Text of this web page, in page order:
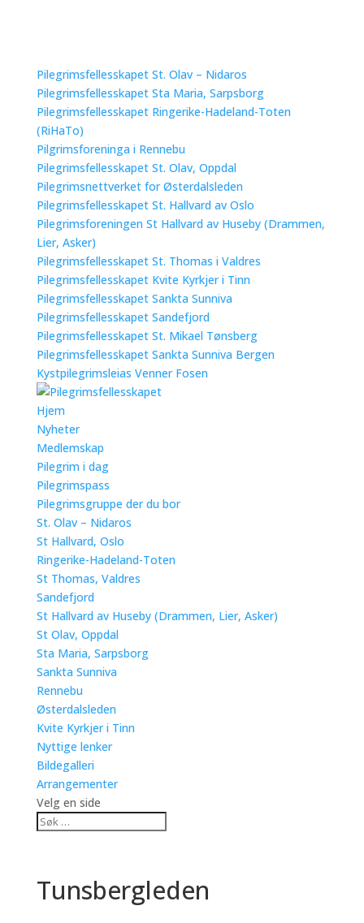
Pilegrimsfellesskapet St. Olav – Nidaros
Pilegrimsfellesskapet Sta Maria, Sarpsborg
Pilegrimsfellesskapet Ringerike-Hadeland-Toten
(RiHaTo)
Pilgrimsforeninga i Rennebu
Pilegrimsfellesskapet St. Olav, Oppdal
Pilegrimsnettverket for Østerdalsleden
Pilegrimsfellesskapet St. Hallvard av Oslo
Pilegrimsforeningen St Hallvard av Huseby (Drammen,
Lier, Asker)
Pilegrimsfellesskapet St. Thomas i Valdres
Pilegrimsfellesskapet Kvite Kyrkjer i Tinn
Pilegrimsfellesskapet Sankta Sunniva
Pilegrimsfellesskapet Sandefjord
Pilegrimsfellesskapet St. Mikael Tønsberg
Pilegrimsfellesskapet Sankta Sunniva Bergen
Kystpilegrimsleias Venner Fosen
Hjem
Nyheter
Medlemskap
Pilegrim i dag
Pilegrimspass
Pilegrimsgruppe der du bor
St. Olav – Nidaros
St Hallvard, Oslo
Ringerike-Hadeland-Toten
St Thomas, Valdres
Sandefjord
St Hallvard av Huseby (Drammen, Lier, Asker)
St Olav, Oppdal
Sta Maria, Sarpsborg
Sankta Sunniva
Rennebu
Østerdalsleden
Kvite Kyrkjer i Tinn
Nyttige lenker
Bildegalleri
Arrangementer
Velg en side
Tunsbergleden